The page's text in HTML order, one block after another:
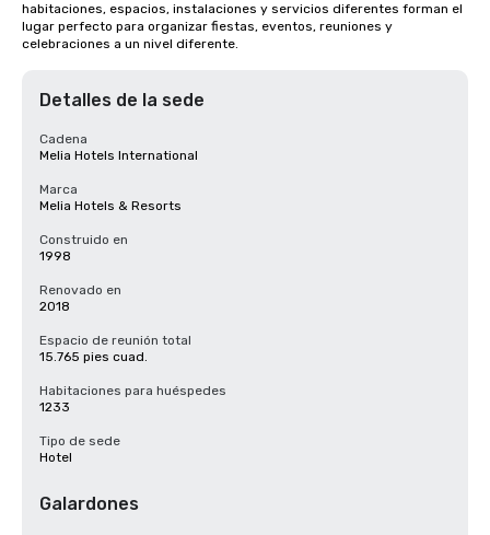
habitaciones, espacios, instalaciones y servicios diferentes forman el
lugar perfecto para organizar fiestas, eventos, reuniones y
celebraciones a un nivel diferente.
Detalles de la sede
Cadena
Melia Hotels International
Marca
Melia Hotels & Resorts
Construido en
1998
Renovado en
2018
Espacio de reunión total
15.765 pies cuad.
Habitaciones para huéspedes
1233
Tipo de sede
Hotel
Galardones